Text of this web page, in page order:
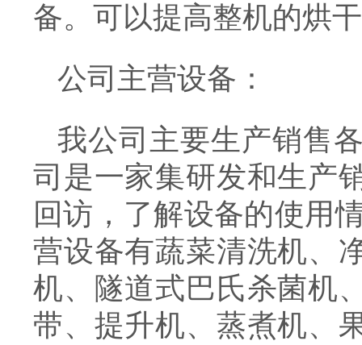
备。可以提高整机的烘
公司主营设备：
我公司主要生产销售
司是一家集研发和生产
回访，了解设备的使用
营设备有蔬菜清洗机、
机、隧道式巴氏杀菌机
带、提升机、蒸煮机、